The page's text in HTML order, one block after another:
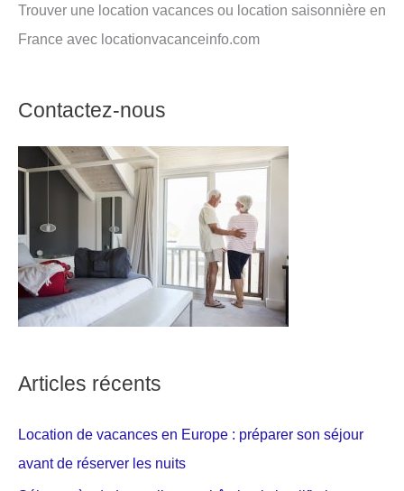
Trouver une location vacances ou location saisonnière en
France avec locationvacanceinfo.com
Contactez-nous
Articles récents
Location de vacances en Europe : préparer son séjour
avant de réserver les nuits